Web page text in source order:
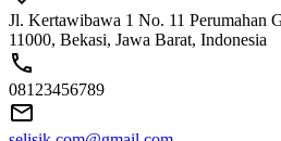
Jl. Kertawibawa 1 No. 11 Perumahan
11000, Bekasi, Jawa Barat, Indonesia
08123456789